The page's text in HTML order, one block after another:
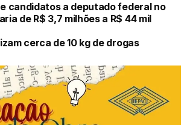
candidatos a deputado federal no
de R$ 3,7 milhões a R$ 44 mil
cerca de 10 kg de drogas